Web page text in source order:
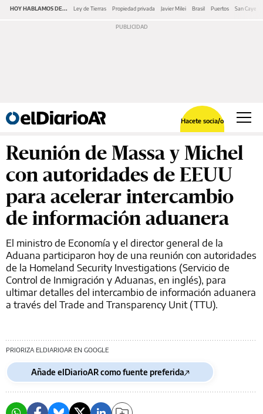
HOY HABLAMOS DE... Ley de Tierras Propiedad privada Javier Milei Brasil Puertos San
Hacete socia/o
Reunión de Massa y Michel
con autoridades de EEUU
para acelerar intercambio
de información aduanera
El ministro de Economía y el director general de la
Aduana participaron hoy de una reunión con autoridades
de la Homeland Security Investigations (Servicio de
Control de Inmigración y Aduanas, en inglés), para
ultimar detalles del intercambio de información aduanera
a través del Trade and Transparency Unit (TTU).
PRIORIZA ELDIARIOAR EN GOOGLE
Añade elDiarioAR como fuente preferida